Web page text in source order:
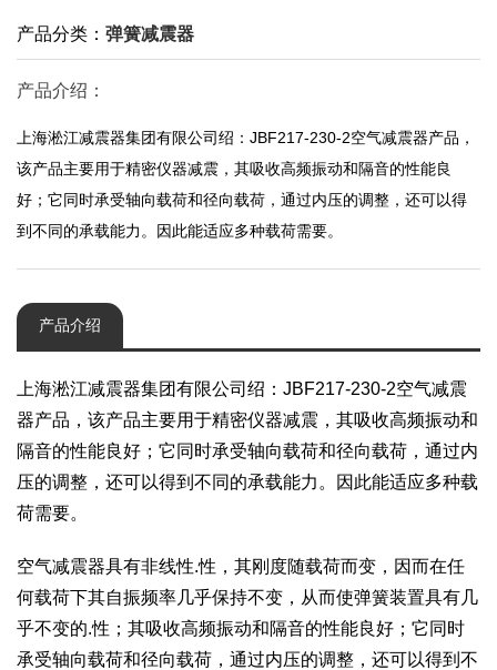
产品分类： 弹簧减震器
产品介绍：
上海淞江减震器集团有限公司绍：JBF217-230-2空气减震器产品，
该产品主要用于精密仪器减震，其吸收高频振动和隔音的性能良
好；它同时承受轴向载荷和径向载荷，通过内压的调整，还可以得
到不同的承载能力。因此能适应多种载荷需要。
产品介绍
上海淞江减震器集团有限公司绍：JBF217-230-2空气减震
器产品，该产品主要用于精密仪器减震，其吸收高频振动和
隔音的性能良好；它同时承受轴向载荷和径向载荷，通过内
压的调整，还可以得到不同的承载能力。因此能适应多种载
荷需要。
空气减震器具有非线性.性，其刚度随载荷而变，因而在任
何载荷下其自振频率几乎保持不变，从而使弹簧装置具有几
乎不变的.性；其吸收高频振动和隔音的性能良好；它同时
承受轴向载荷和径向载荷，通过内压的调整，还可以得到不